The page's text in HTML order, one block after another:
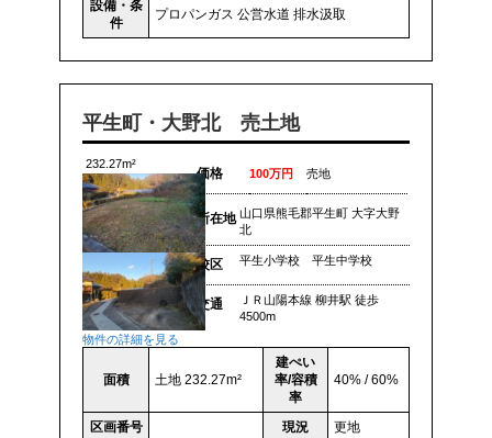
設備・条
件
プロパンガス 公営水道 排水汲取
平生町・大野北 売土地
232.27m²
物件の詳細を見る
価格 100万円 売地
所在地 山口県熊毛郡平生町 大字大野
北
校区 平生小学校 平生中学校
交通
ＪＲ山陽本線 柳井駅 徒歩
4500m
面積 土地 232.27m²
建ぺい
率/容積
率
40% / 60%
区画番号 現況
更地